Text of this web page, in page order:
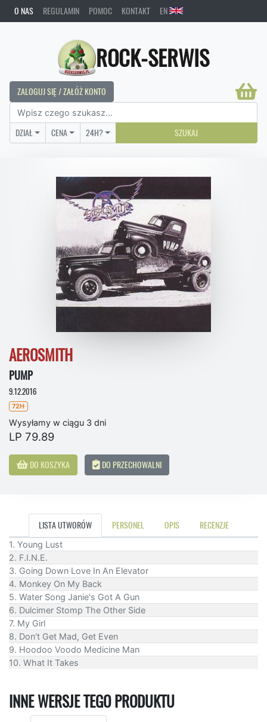
O NAS REGULAMIN POMOC KONTAKT EN
ROCK-SERWIS
ZALOGUJ SIĘ / ZAŁÓŻ KONTO
DZIAŁ CENA 24H? SZUKAJ
AEROSMITH
PUMP
9.12.2016
72H
Wysyłamy w ciągu 3 dni
LP 79.89
DO KOSZYKA DO PRZECHOWALNI
LISTA UTWORÓW PERSONEL OPIS RECENZJE
1. Young Lust
2. F.I.N.E.
3. Going Down Love In An Elevator
4. Monkey On My Back
5. Water Song Janie's Got A Gun
6. Dulcimer Stomp The Other Side
7. My Girl
8. Don't Get Mad, Get Even
9. Hoodoo Voodo Medicine Man
10. What It Takes
INNE WERSJE TEGO PRODUKTU